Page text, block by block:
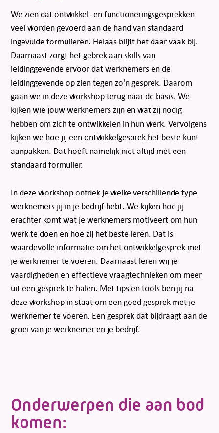
We zien dat ontwikkel- en functioneringsgesprekken
veel worden gevoerd aan de hand van standaard
ingevulde formulieren. Helaas blijft het daar vaak bij.
Daarnaast zorgt het gebrek aan skills van
leidinggevende ervoor dat werknemers en de
leidinggevende op zien tegen zo'n gesprek. Daarom
gaan we in deze workshop terug naar de basis. We
kijken wie jouw werknemers zijn en wat zij nodig
hebben om zich te ontwikkelen in hun werk. Vervolgens
kijken we hoe jij een ontwikkelgesprek het beste kunt
aanpakken. Dat hoeft namelijk niet altijd met een
standaard formulier.
In deze workshop ontdek je welke verschillende type
werknemers jij in je bedrijf hebt. We kijken hoe jij
erachter komt wat je werknemers motiveert om hun
werk te doen en hoe zij het beste leren. Dat is
waardevolle informatie om het ontwikkelgesprek met
je werknemer te voeren. Daarnaast leren wij je
vaardigheden en effectieve vraagtechnieken om meer
uit een gesprek te halen. Met tips en tools ben jij na
deze workshop in staat om een goed gesprek met je
werknemer te voeren. Een gesprek dat bijdraagt aan de
groei van je werknemer en je bedrijf.
Onderwerpen die aan bod
komen: